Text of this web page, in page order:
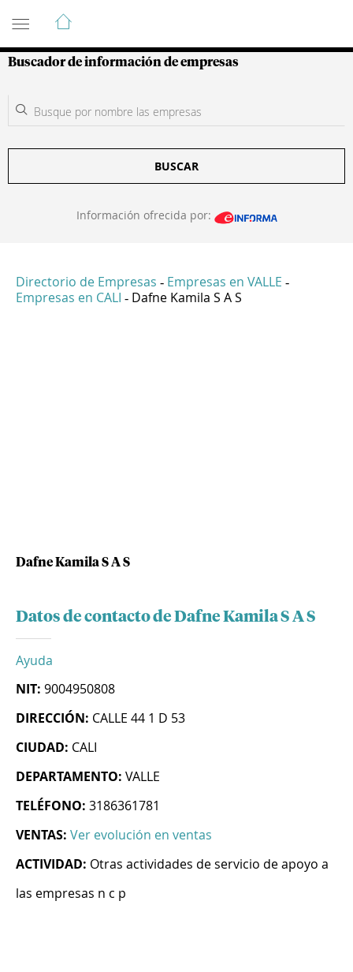
Guía de Empresas Colombianas
Buscador de información de empresas
BUSCAR
Información ofrecida por:
Directorio de Empresas - Empresas en VALLE -
Empresas en CALI - Dafne Kamila S A S
Dafne Kamila S A S
Datos de contacto de Dafne Kamila S A S
Ayuda
NIT: 9004950808
DIRECCIÓN: CALLE 44 1 D 53
CIUDAD: CALI
DEPARTAMENTO: VALLE
TELÉFONO: 3186361781
VENTAS: Ver evolución en ventas
ACTIVIDAD: Otras actividades de servicio de apoyo a
las empresas n c p